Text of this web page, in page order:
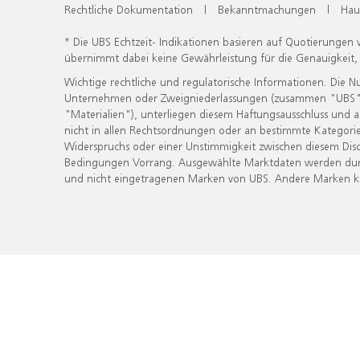
Rechtliche Dokumentation | Bekanntmachungen |
* Die UBS Echtzeit- Indikationen basieren auf
übernimmt dabei keine Gewährleistung für die
Wichtige rechtliche und regulatorische Informationen. Die
Unternehmen oder Zweigniederlassungen (zusammen
"Materialien"), unterliegen diesem Haftungsausschluss
nicht in allen Rechtsordnungen oder an bestimmte
Widerspruchs oder einer Unstimmigkeit zwischen diesem
Bedingungen Vorrang. Ausgewählte Marktdaten werden
und nicht eingetragenen Marken von UBS. Andere Marken